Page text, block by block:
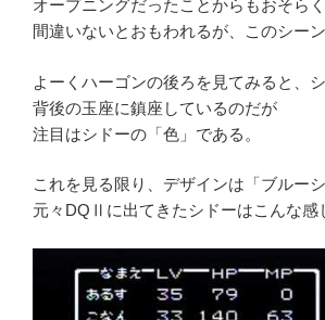
オープニングだったことからもおそら
間違いないとおもわれるが、このシー
よーくハーゴンの後ろを見てみると、
背後の玉座に鎮座しているのだが
注目はシドーの「色」である。
これを見る限り、デザインは「ブルーシ
元々DQⅡに出てきたシドーはこんな感